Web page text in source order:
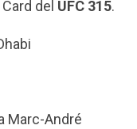
del UFC 315.
Marc-André